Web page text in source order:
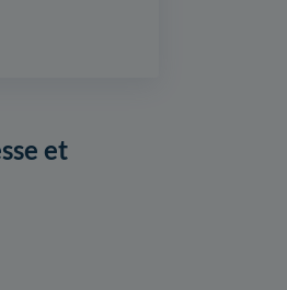
et